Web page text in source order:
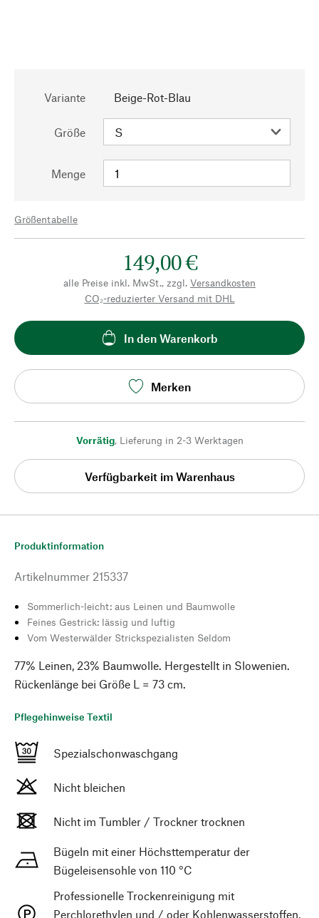
Variante Beige-Rot-Blau
Größe
Menge
Größentabelle
149,00 €
alle Preise inkl. MwSt., zzgl. Versandkosten
CO₂-reduzierter Versand mit DHL
In den Warenkorb
Merken
Vorrätig, Lieferung in 2-3 Werktagen
Verfügbarkeit im Warenhaus
Produktinformation
Artikelnummer 215337
Sommerlich-leicht: aus Leinen und Baumwolle
Feines Gestrick: lässig und luftig
Vom Westerwälder Strickspezialisten Seldom
77% Leinen, 23% Baumwolle. Hergestellt in Slowenien.
Rückenlänge bei Größe L = 73 cm.
Pflegehinweise Textil
Spezialschonwaschgang
Nicht bleichen
Nicht im Tumbler / Trockner trocknen
Bügeln mit einer Höchsttemperatur der
Bügeleisensohle von 110 °C
Professionelle Trockenreinigung mit
Perchlorethylen und / oder Kohlenwasserstoffen,